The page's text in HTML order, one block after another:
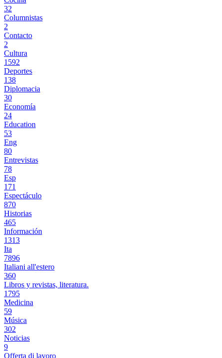
32
Columnistas
2
Contacto
2
Cultura
1592
Deportes
138
Diplomacia
30
Economía
24
Education
53
Eng
80
Entrevistas
78
Esp
171
Espectáculo
870
Historias
465
Información
1313
Ita
7896
Italiani all'estero
360
Libros y revistas, literatura.
1795
Medicina
59
Música
302
Noticias
9
Offerta di lavoro